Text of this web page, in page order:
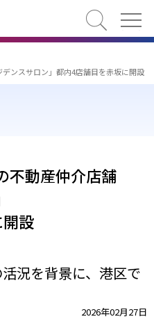
検索
ンスサロン」都内4店舗目を赤坂に開設
不動産仲介店舗
設
況を背景に、港区で
2026年02月27日